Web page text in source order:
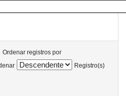
Ordenar registros por
Registro(s)